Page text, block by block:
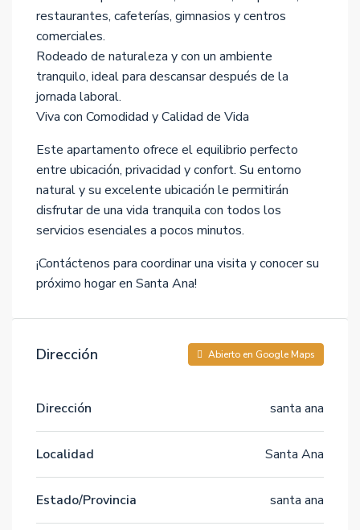
restaurantes, cafeterías, gimnasios y centros
comerciales.
Rodeado de naturaleza y con un ambiente
tranquilo, ideal para descansar después de la
jornada laboral.
Viva con Comodidad y Calidad de Vida
Este apartamento ofrece el equilibrio perfecto
entre ubicación, privacidad y confort. Su entorno
natural y su excelente ubicación le permitirán
disfrutar de una vida tranquila con todos los
servicios esenciales a pocos minutos.
¡Contáctenos para coordinar una visita y conocer su
próximo hogar en Santa Ana!
Dirección Abierto en Google Maps
Dirección santa ana
Localidad Santa Ana
Estado/Provincia santa ana